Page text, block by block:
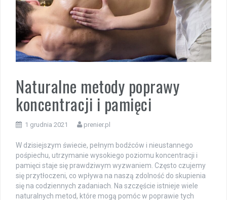
Naturalne metody poprawy
koncentracji i pamięci
1 grudnia 2021 prenier.pl
W dzisiejszym świecie, pełnym bodźców i nieustannego
pośpiechu, utrzymanie wysokiego poziomu koncentracji i
pamięci staje się prawdziwym wyzwaniem. Często czujemy
się przytłoczeni, co wpływa na naszą zdolność do skupienia
się na codziennych zadaniach. Na szczęście istnieje wiele
naturalnych metod, które mogą pomóc w poprawie tych